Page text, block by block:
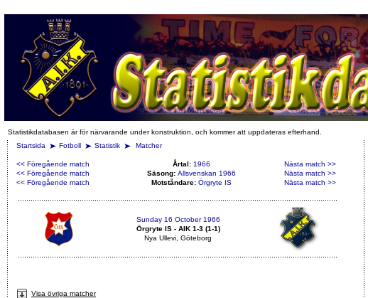
Statistikdatabasen är för närvarande under konstruktion, och kommer att uppdateras efterhand.
Startsida
Fotboll Statistik Matcher
<< Föregående match Årtal: 1966
Nästa match >>
<< Föregående match
Säsong: Allsvenskan 1966
Nästa match >>
<< Föregående match
Motståndare: Örgryte IS Nästa match >>
Sunday 16 October 1966
Örgryte IS - AIK 1-3 (1-1)
Nya Ullevi, Göteborg
Visa övriga matcher